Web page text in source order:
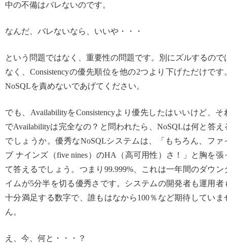
中の不備はバレないのです。
なんだ、バレないなら、いいや・・・
という問題ではなく、重要性の問題です。別にズルするので
なく、Consistencyの優先順位を他の2つより下げただけです
NoSQLを責めないであげてください。
でも、AvailabilityをConsistencyより優先したはいいけど、そ
でAvailabilityは完全なの？と問われたら、NoSQLは何と答え
でしょうか。優秀なNoSQLシステムは、「もちろん、ファ
ブ ナインズ（five nines）のHA（高可用性）さ！」と胸を張
て答えるでしょう。つまり99.999%、これは一年間のダウン
イムが5分半を切る優秀さです。システムの開発者も運用者
十分満足する数字で、誰もはなから100％など期待していま
ん。
え、今、何と・・・？